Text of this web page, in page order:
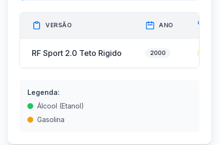
VERSÃO ANO
RF Sport 2.0 Teto Rigido 2000
Legenda:
Álcool (Etanol)
Gasolina